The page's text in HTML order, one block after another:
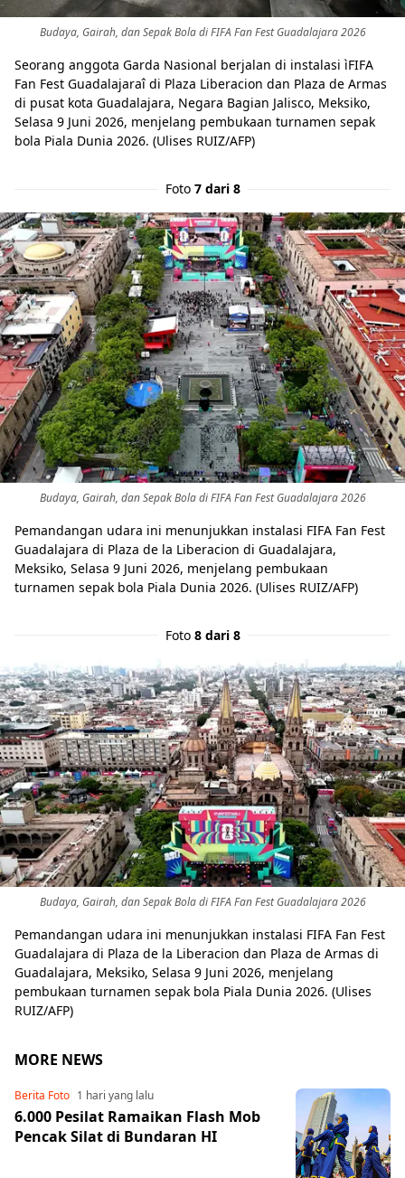
Budaya, Gairah, dan Sepak Bola di FIFA Fan Fest Guadalajara 2026
Seorang anggota Garda Nasional berjalan di instalasi ìFIFA
Fan Fest Guadalajaraî di Plaza Liberacion dan Plaza de Armas
di pusat kota Guadalajara, Negara Bagian Jalisco, Meksiko,
Selasa 9 Juni 2026, menjelang pembukaan turnamen sepak
bola Piala Dunia 2026. (Ulises RUIZ/AFP)
Foto 7 dari 8
Budaya, Gairah, dan Sepak Bola di FIFA Fan Fest Guadalajara 2026
Pemandangan udara ini menunjukkan instalasi FIFA Fan Fest
Guadalajara di Plaza de la Liberacion di Guadalajara,
Meksiko, Selasa 9 Juni 2026, menjelang pembukaan
turnamen sepak bola Piala Dunia 2026. (Ulises RUIZ/AFP)
Foto 8 dari 8
Budaya, Gairah, dan Sepak Bola di FIFA Fan Fest Guadalajara 2026
Pemandangan udara ini menunjukkan instalasi FIFA Fan Fest
Guadalajara di Plaza de la Liberacion dan Plaza de Armas di
Guadalajara, Meksiko, Selasa 9 Juni 2026, menjelang
pembukaan turnamen sepak bola Piala Dunia 2026. (Ulises
RUIZ/AFP)
MORE NEWS
Berita Foto 1 hari yang lalu
6.000 Pesilat Ramaikan Flash Mob
Pencak Silat di Bundaran HI